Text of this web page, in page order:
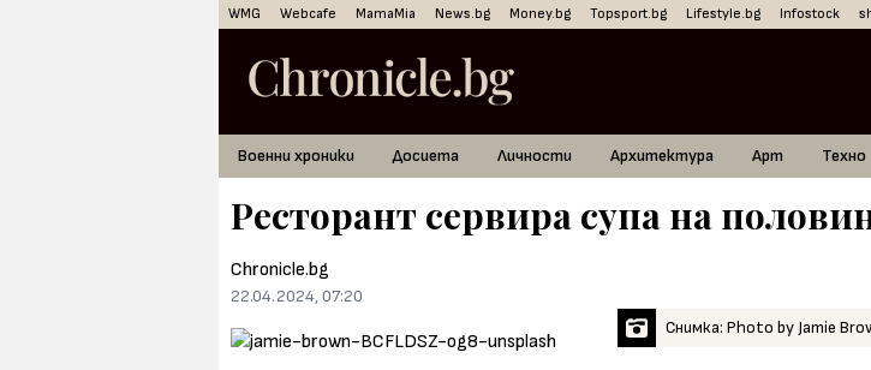
WMG Webcafe MamaMia News.bg Money.bg Topsport.bg Lifestyle.bg Infostock
Военни хроники Досиета Личности Архитектура Арт Техно
Ресторант сервира супа на
Chronicle.bg
22.04.2024, 07:20
Снимка: Photo by Jamie